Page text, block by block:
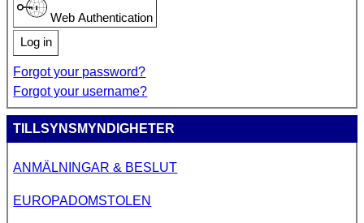
Web Authentication
Log in
Forgot your password?
Forgot your username?
TILLSYNSMYNDIGHETER
ANMÄLNINGAR & BESLUT
EUROPADOMSTOLEN